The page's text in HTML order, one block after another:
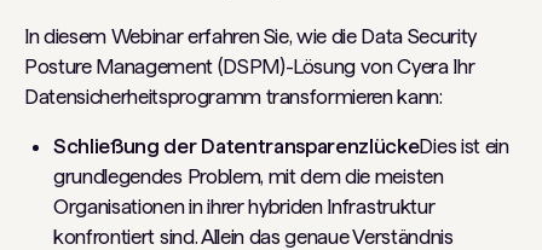
In diesem Webinar erfahren Sie, wie die Data Security
Posture Management (DSPM)-Lösung von Cyera Ihr
Datensicherheitsprogramm transformieren kann:
Schließung der DatentransparenzlückeDies ist ein
grundlegendes Problem, mit dem die meisten
Organisationen in ihrer hybriden Infrastruktur
konfrontiert sind. Allein das genaue Verständnis